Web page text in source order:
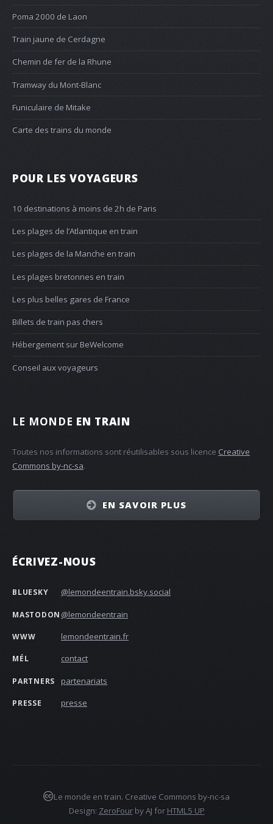
Poma 2000 de Laon
Train jaune de Cerdagne
Chemin de fer de la Rhune
Tramway du Mont-Blanc
Funiculaire de Mitake
Carte des trains du monde
POUR LES VOYAGEURS
10 destinations à moins de 2h de Paris
Les plages de l’Atlantique en train
Les plages de la Manche en train
Les plages bretonnes en train
Les plus belles gares de France
Billets de train pas chers
Hébergement sur BeWelcome
Conseil aux voyageurs
LE MONDE EN TRAIN
Toutes nos informations sont réutilisables sous licence Creative
Commons by-nc-sa.
EN SAVOIR PLUS
ÉCRIVEZ-NOUS
BLUESKY @lemondeentrain.bsky.social‬
MASTODON @lemondeentrain
WWW lemondeentrain.fr
MÉL contact
PARTNERS partenariats
PRESSE presse
Le monde en train. Creative Commons by-nc-sa
Design: ZeroFourby AJ forHTML5 UP